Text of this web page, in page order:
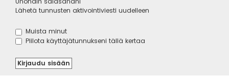
Lähetä tunnusten aktivointiviesti uudelleen
Muista minut
Piilota käyttäjätunnukseni tällä kertaa